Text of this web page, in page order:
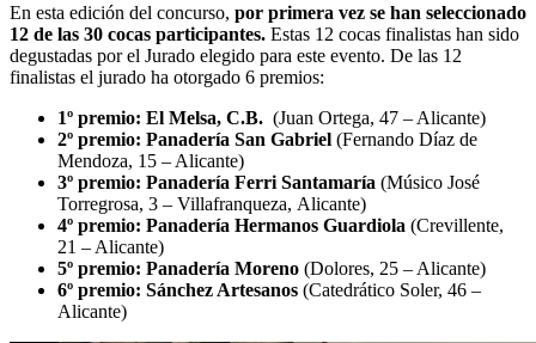
En esta edición del concurso, por primera vez se han seleccionado
12 de las 30 cocas participantes. Estas 12 cocas finalistas han sido
degustadas por el Jurado elegido para este evento. De las 12
finalistas el jurado ha otorgado 6 premios:
1º premio: El Melsa, C.B. (Juan Ortega, 47 – Alicante)
2º premio: Panadería San Gabriel (Fernando Díaz de
Mendoza, 15 – Alicante)
3º premio: Panadería Ferri Santamaría (Músico José
Torregrosa, 3 – Villafranqueza, Alicante)
4º premio: Panadería Hermanos Guardiola (Crevillente,
21 – Alicante)
5º premio: Panadería Moreno (Dolores, 25 – Alicante)
6º premio: Sánchez Artesanos (Catedrático Soler, 46 –
Alicante)